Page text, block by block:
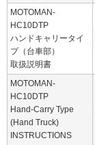
MOTOMAN-
HC10DTP
ハンドキャリータイ
プ（台車部）
取扱説明書
MOTOMAN-
HC10DTP
Hand-Carry Type
(Hand Truck)
INSTRUCTIONS